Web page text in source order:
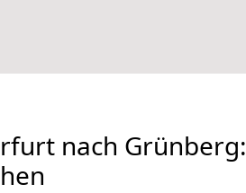
nach Grünberg: